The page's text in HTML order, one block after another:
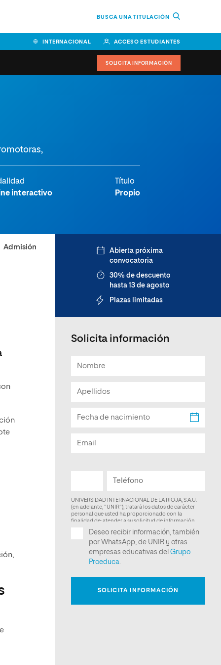
BUSCA UNA TITULACIÓN
INTERNACIONAL ACCESO ESTUDIANTES
Salud
Facultad de Economía y
Empresa
Escuela Superior de Ingeniería
Facultad de Artes y Ciencias
Sociales
SOLICITA INFORMACIÓN
interactivo
Título
Propio
Admisión
Abierta próxima
convocatoria
30% de descuento
hasta 13 de agosto
Plazas limitadas
Solicita información